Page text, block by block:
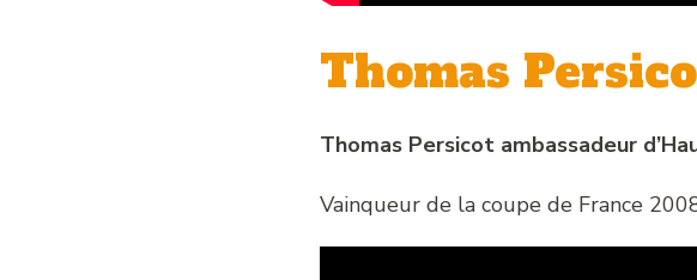
Thomas
Thomas Persicot ambassadeur
Vainqueur de la coupe de France